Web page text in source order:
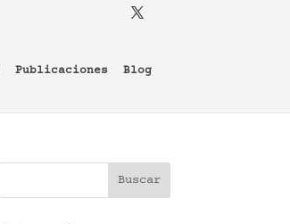
Publicaciones Blog